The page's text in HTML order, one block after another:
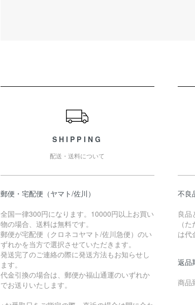
SHIPPING
配送・送料について
郵便・宅配便（ヤマト/佐川）
全国一律300円になります。10000円以上お買い
物の場合、送料は無料です。
郵便が宅配便（クロネコヤマト/佐川急便）のい
ずれかを当方で選択させていただきます。
発送完了のご連絡の際に発送方法もお知らせし
ます。
代金引換の場合は、郵便か福山通運のいずれか
でお送りいたします。
不良
良品
（
は代
返品
商品